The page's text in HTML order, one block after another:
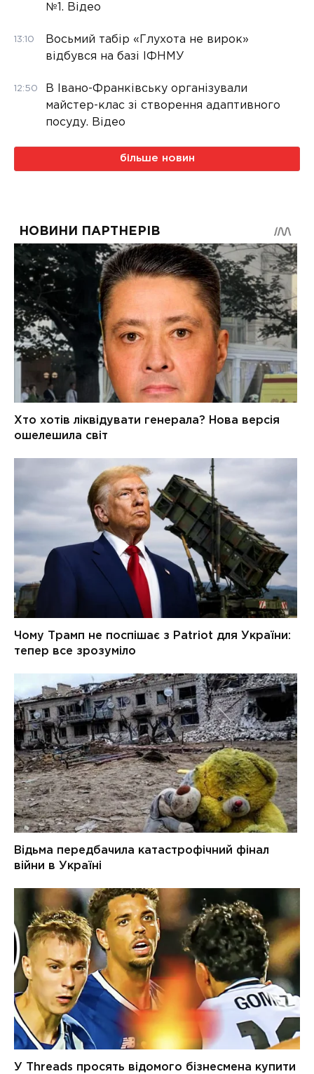
№1. Відео
13:10
Восьмий табір «Глухота не вирок»
відбувся на базі ІФНМУ
12:50
В Івано-Франківську організували
майстер-клас зі створення адаптивного
посуду. Відео
більше новин